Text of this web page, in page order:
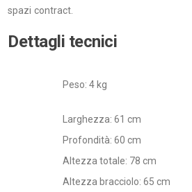
spazi contract.
Dettagli tecnici
Peso: 4 kg
Larghezza: 61 cm
Profondità: 60 cm
Altezza totale: 78 cm
Altezza bracciolo: 65 cm